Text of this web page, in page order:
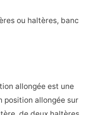
ou haltères, banc
allongée est une
position allongée sur